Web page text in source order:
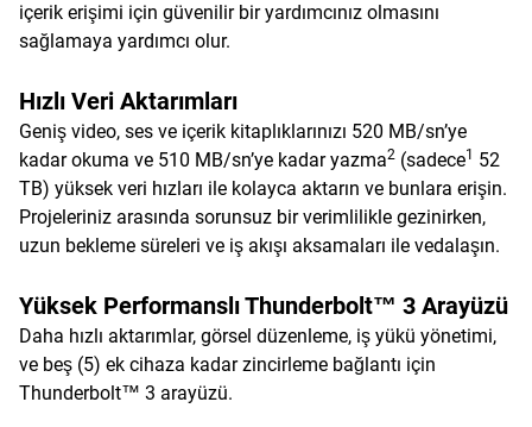
içerik erişimi için güvenilir bir yardımcınız olmasını
sağlamaya yardımcı olur.
Hızlı Veri Aktarımları
Geniş video, ses ve içerik kitaplıklarınızı 520 MB/sn’ye
kadar okuma ve 510 MB/sn’ye kadar yazma2 (sadece1
52
TB) yüksek veri hızları ile kolayca aktarın ve bunlara erişin.
Projeleriniz arasında sorunsuz bir verimlilikle gezinirken,
uzun bekleme süreleri ve iş akışı aksamaları ile vedalaşın.
Yüksek Performanslı Thunderbolt™ 3 Arayüzü
Daha hızlı aktarımlar, görsel düzenleme, iş yükü yönetimi,
ve beş (5) ek cihaza kadar zincirleme bağlantı için
Thunderbolt™ 3 arayüzü.